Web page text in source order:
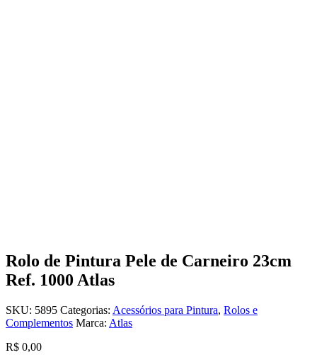
Rolo de Pintura Pele de Carneiro 23cm
Ref. 1000 Atlas
SKU: 5895 Categorias: Acessórios para Pintura, Rolos e
Complementos Marca: Atlas
R$ 0,00